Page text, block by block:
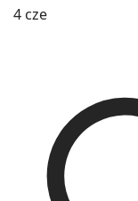
4 cze